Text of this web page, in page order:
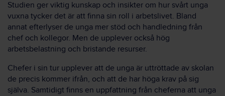
Studien ger viktig kunskap och insikter om hur svårt unga
vuxna tycker det är att finna sin roll i arbetslivet. Bland
annat efterlyser de unga mer stöd och handledning från
chef och kollegor. Men de upplever också hög
arbetsbelastning och bristande resurser.
Chefer i sin tur upplever att de unga är uttröttade av skolan
de precis kommer ifrån, och att de har höga krav på sig
själva. Samtidigt finns en uppfattning från cheferna att unga